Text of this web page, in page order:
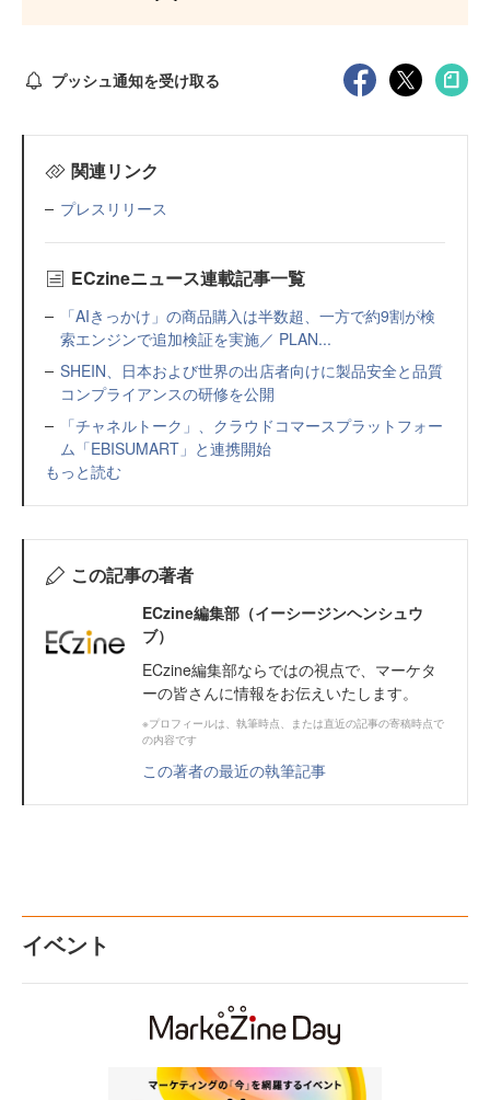
プッシュ通知を受け取る
関連リンク
プレスリリース
ECzineニュース連載記事一覧
「AIきっかけ」の商品購入は半数超、一方で約9割が検
索エンジンで追加検証を実施／ PLAN...
SHEIN、日本および世界の出店者向けに製品安全と品質
コンプライアンスの研修を公開
「チャネルトーク」、クラウドコマースプラットフォー
ム「EBISUMART」と連携開始
もっと読む
この記事の著者
ECzine編集部（イーシージンヘンシュウ
ブ）
ECzine編集部ならではの視点で、マーケタ
ーの皆さんに情報をお伝えいたします。
※プロフィールは、執筆時点、または直近の記事の寄稿時点で
の内容です
この著者の最近の執筆記事
イベント